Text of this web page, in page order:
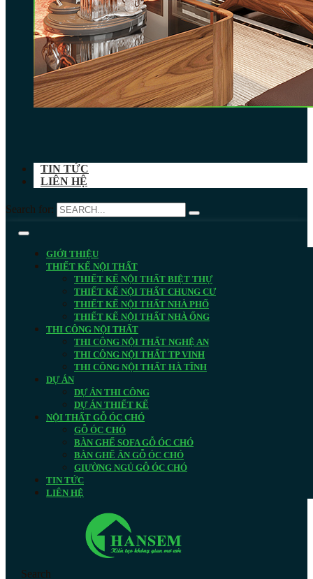
TIN TỨC
LIÊN HỆ
Search for:
GIỚI THIỆU
THIẾT KẾ NỘI THẤT
THIẾT KẾ NỘI THẤT BIỆT THỰ
THIẾT KẾ NỘI THẤT CHUNG CƯ
THIẾT KẾ NỘI THẤT NHÀ PHỐ
THIẾT KẾ NỘI THẤT NHÀ ỐNG
THI CÔNG NỘI THẤT
THI CÔNG NỘI THẤT NGHỆ AN
THI CÔNG NỘI THẤT TP VINH
THI CÔNG NỘI THẤT HÀ TĨNH
DỰ ÁN
DỰ ÁN THI CÔNG
DỰ ÁN THIẾT KẾ
NỘI THẤT GỖ ÓC CHÓ
GỖ ÓC CHÓ
BÀN GHẾ SOFA GỖ ÓC CHÓ
BÀN GHẾ ĂN GỖ ÓC CHÓ
GIƯỜNG NGỦ GỖ ÓC CHÓ
TIN TỨC
LIÊN HỆ
Search